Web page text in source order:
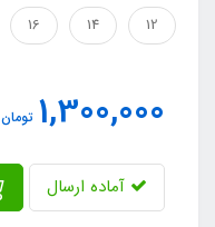
12
14
16
1,300,000 تومان
آماده ارسال